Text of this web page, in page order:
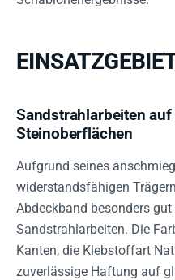
Sandstrahlarbeiten auf
Steinoberflächen
Aufgrund seines
widerstandsfähigen
Abdeckband besonders
Sandstrahlarbeiten. Die
Kanten, die Klebstoffart
zuverlässige Haftung auf